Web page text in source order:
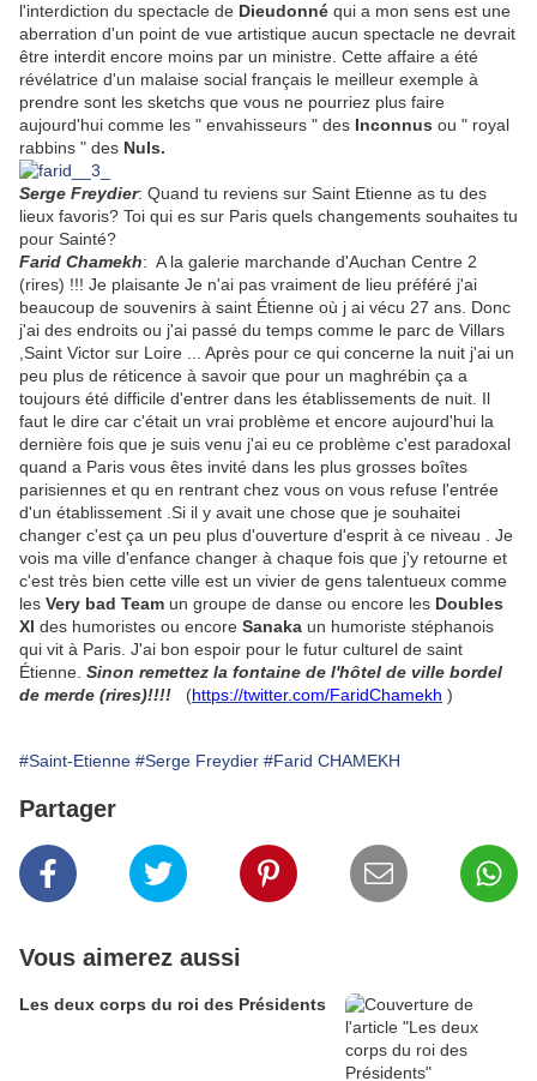
l'interdiction du spectacle de Dieudonné qui a mon sens est une
aberration d'un point de vue artistique aucun spectacle ne devrait
être interdit encore moins par un ministre. Cette affaire a été
révélatrice d'un malaise social français le meilleur exemple à
prendre sont les sketchs que vous ne pourriez plus faire
aujourd'hui comme les " envahisseurs " des Inconnus ou " royal
rabbins " des Nuls.
Serge Freydier: Quand tu reviens sur Saint Etienne as tu des
lieux favoris? Toi qui es sur Paris quels changements souhaites tu
pour Sainté?
Farid Chamekh: A la galerie marchande d'Auchan Centre 2
(rires) !!! Je plaisante Je n'ai pas vraiment de lieu préféré j'ai
beaucoup de souvenirs à saint Étienne où j ai vécu 27 ans. Donc
j'ai des endroits ou j'ai passé du temps comme le parc de Villars
,Saint Victor sur Loire ... Après pour ce qui concerne la nuit j'ai un
peu plus de réticence à savoir que pour un maghrébin ça a
toujours été difficile d'entrer dans les établissements de nuit. Il
faut le dire car c'était un vrai problème et encore aujourd'hui la
dernière fois que je suis venu j'ai eu ce problème c'est paradoxal
quand a Paris vous êtes invité dans les plus grosses boîtes
parisiennes et qu en rentrant chez vous on vous refuse l'entrée
d'un établissement .Si il y avait une chose que je souhaitei
changer c'est ça un peu plus d'ouverture d'esprit à ce niveau . Je
vois ma ville d'enfance changer à chaque fois que j'y retourne et
c'est très bien cette ville est un vivier de gens talentueux comme
les Very bad Team un groupe de danse ou encore les Doubles
Xl des humoristes ou encore Sanaka un humoriste stéphanois
qui vit à Paris. J'ai bon espoir pour le futur culturel de saint
Étienne. Sinon remettez la fontaine de l'hôtel de ville bordel
de merde (rires)!!!! (https://twitter.com/FaridChamekh )
#Saint-Etienne #Serge Freydier #Farid CHAMEKH
Partager
Vous aimerez aussi
Les deux corps du roi des Présidents